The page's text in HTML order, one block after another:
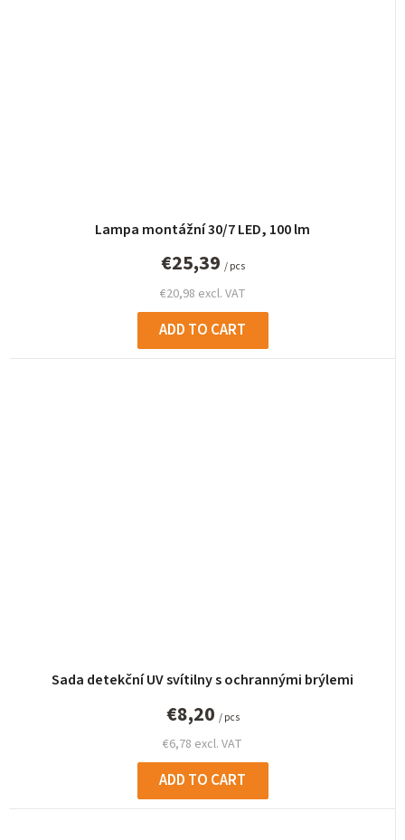
Lampa montážní 30/7 LED, 100 lm
€20,98 excl. VAT
€25,39 / pcs
ADD TO CART
Sada detekční UV svítilny s ochrannými brýlemi
€6,78 excl. VAT
€8,20 / pcs
ADD TO CART